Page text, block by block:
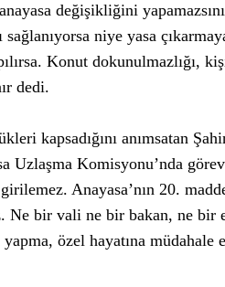
değişikliğini
niye yasa
Konut dokunulmazlığı,
dedi.
kapsadığını anımsatan
Uzlaşma Komisyonu’nda
Anayasa’nın 20.
Ne bir vali ne bir bakan, ne bir
özel hayatına müdahale